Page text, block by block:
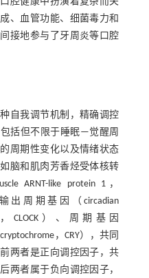
、血管功能、细菌毒力和
接地参与了牙周炎等口腔
自我调节机制，精确调控
括但不限于睡眠—觉醒周
周期性变化以及情绪状态
脑和肌肉芳香烃受体核转
ARNT-like protein 1，
出周期基因（circadian
，CLOCK）、周期基因
，CRY），共同
两者是正向调控因子，共
两者属于负向调控因子，